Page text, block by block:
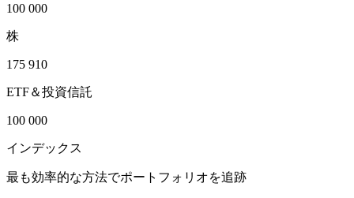
100 000
株
175 910
ETF＆投資信託
100 000
インデックス
最も効率的な方法でポートフォリオを追跡